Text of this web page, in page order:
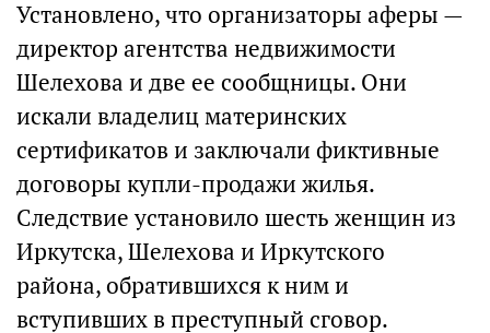
Установлено, что организаторы аферы —
директор агентства недвижимости
Шелехова и две ее сообщницы. Они
искали владелиц материнских
сертификатов и заключали фиктивные
договоры купли-продажи жилья.
Следствие установило шесть женщин из
Иркутска, Шелехова и Иркутского
района, обратившихся к ним и
вступивших в преступный сговор.